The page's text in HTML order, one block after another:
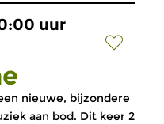
uur
nieuwe, bijzondere
aan bod. Dit keer 2